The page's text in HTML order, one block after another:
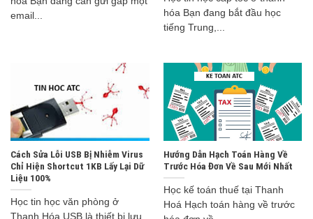
email...
hóa Bạn đang bắt đầu học
tiếng Trung,...
Cách Sửa Lỗi USB Bị Nhiễm Virus
Chỉ Hiện Shortcut 1KB Lấy Lại Dữ
Liệu 100%
Học tin học văn phòng ở
Thanh Hóa USB là thiết bị lưu
Hướng Dẫn Hạch Toán Hàng Về
Trước Hóa Đơn Về Sau Mới Nhất
Học kế toán thuế tại Thanh
Hoá Hạch toán hàng về trước